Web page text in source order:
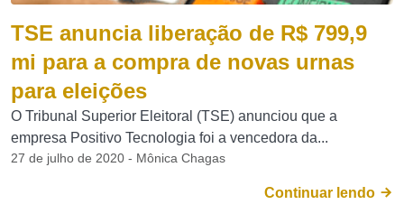
TSE anuncia liberação de R$ 799,9
mi para a compra de novas urnas
para eleições
O Tribunal Superior Eleitoral (TSE) anunciou que a
empresa Positivo Tecnologia foi a vencedora da...
27 de julho de 2020 - Mônica Chagas
Continuar lendo